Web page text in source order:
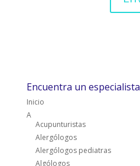
Encuentra un especialista
Inicio
A
Acupunturistas
Alergólogos
Alergólogos pediatras
Algólogos